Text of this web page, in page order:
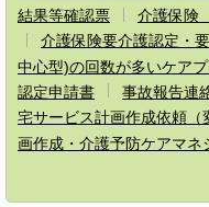
結果等確認票
介護保険
介護保険要介護認定・
中心型)の回数が多いケア
認定申請書
事故報告連
宅サービス計画作成依頼（
画作成・介護予防ケアマ